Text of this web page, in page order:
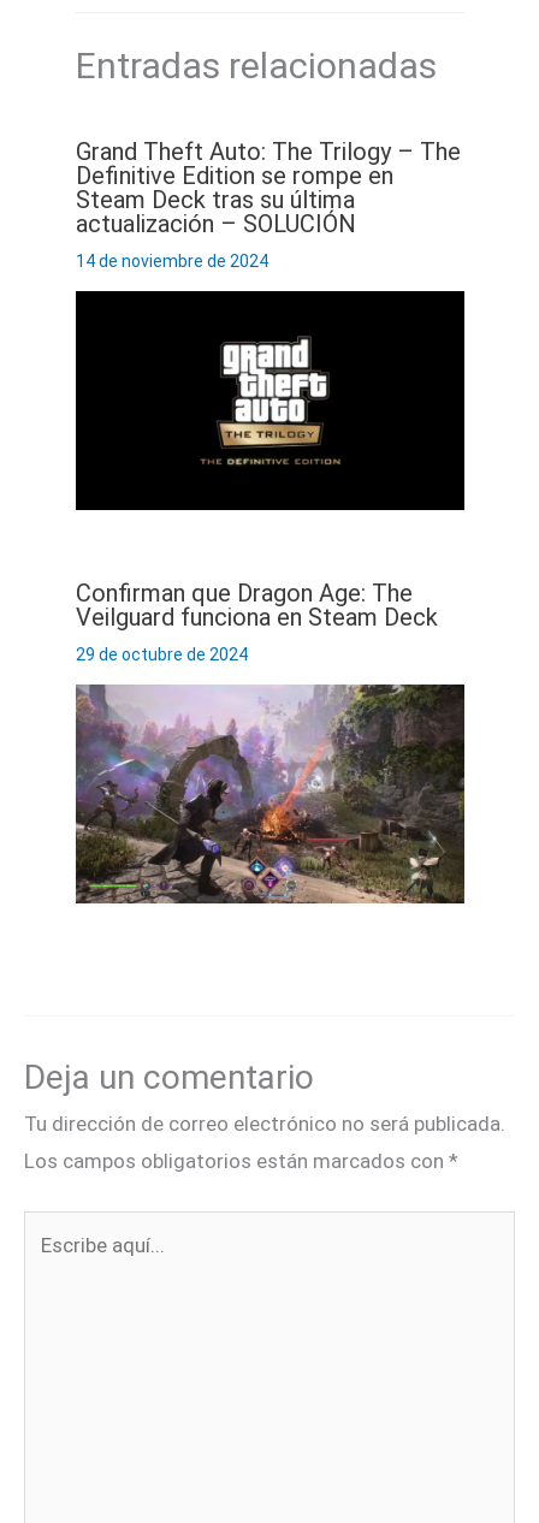
Entradas relacionadas
Grand Theft Auto: The Trilogy – The
Definitive Edition se rompe en
Steam Deck tras su última
actualización – SOLUCIÓN
14 de noviembre de 2024
Confirman que Dragon Age: The
Veilguard funciona en Steam Deck
29 de octubre de 2024
Deja un comentario
Tu dirección de correo electrónico no será publicada.
Los campos obligatorios están marcados con *